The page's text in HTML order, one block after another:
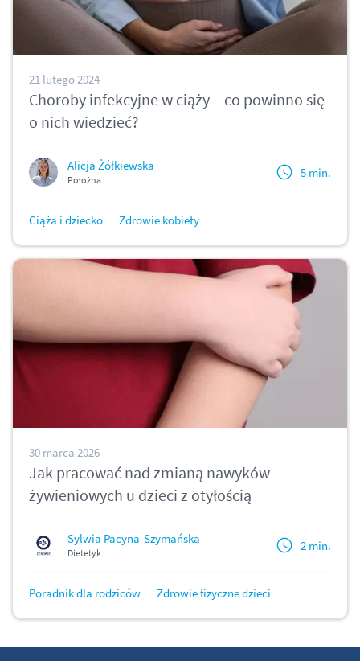
21 lutego 2024
Choroby infekcyjne w ciąży – co powinno się
o nich wiedzieć?
Alicja Żółkiewska
Położna 5 min.
Ciąża i dziecko Zdrowie kobiety
30 marca 2026
Jak pracować nad zmianą nawyków
żywieniowych u dzieci z otyłością
Sylwia Pacyna-Szymańska
Dietetyk 2 min.
Poradnik dla rodziców Zdrowie fizyczne dzieci